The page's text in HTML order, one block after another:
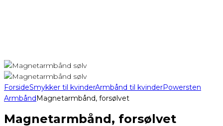
ForsideSmykker til kvinderArmbånd til kvinderPowersten
Armbånd Magnetarmbånd, forsølvet
Magnetarmbånd, forsølvet